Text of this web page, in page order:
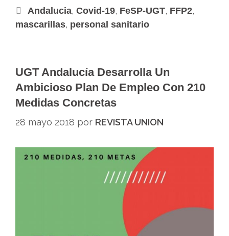
Andalucia, Covid-19, FeSP-UGT, FFP2,
mascarillas, personal sanitario
UGT Andalucía Desarrolla Un
Ambicioso Plan De Empleo Con 210
Medidas Concretas
28 mayo 2018 por REVISTA UNION